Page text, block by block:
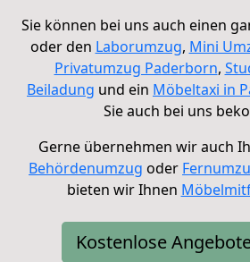
Sie können bei uns auch einen
oder den Laborumzug, Mini
Privatumzug Paderborn,
Beiladung und ein Möbeltaxi in
Sie auch bei uns
Gerne übernehmen wir auch
Behördenumzug oder
bieten wir Ihnen
Kostenlose